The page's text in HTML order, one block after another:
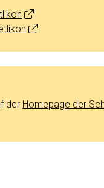
der Homepage der